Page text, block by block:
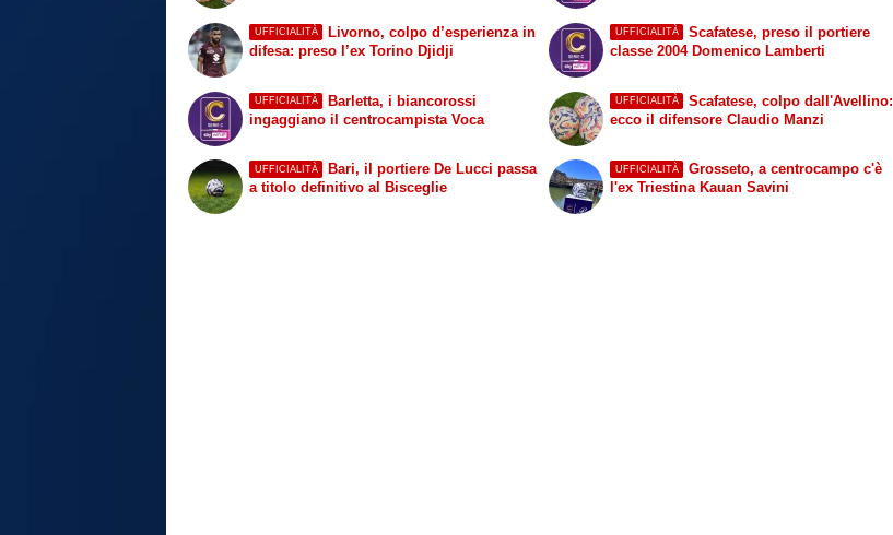
UFFICIALITÀ
Livorno, colpo d’esperienza in
difesa: preso l’ex Torino Djidji
UFFICIALITÀ
Scafatese, preso il portiere
classe 2004 Domenico Lamberti
UFFICIALITÀ
Barletta, i biancorossi
ingaggiano il centrocampista Voca
UFFICIALITÀ
Bari, il portiere De Lucci passa
a titolo definitivo al Bisceglie
UFFICIALITÀ
Scafatese, colpo dall'Avellino:
ecco il difensore Claudio Manzi
UFFICIALITÀ
Grosseto, a centrocampo c'è
l'ex Triestina Kauan Savini